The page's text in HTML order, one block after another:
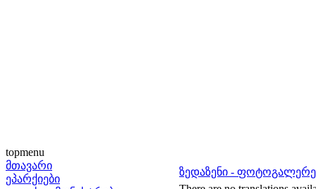
topmenu
მთავარი
ეპარქიები
ზედაზენი -